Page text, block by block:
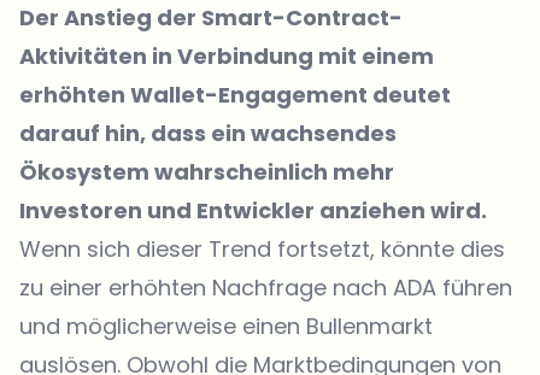
Der Anstieg der Smart-Contract-
Aktivitäten in Verbindung mit einem
erhöhten Wallet-Engagement deutet
darauf hin, dass ein wachsendes
Ökosystem wahrscheinlich mehr
Investoren und Entwickler anziehen wird.
Wenn sich dieser Trend fortsetzt, könnte dies
zu einer erhöhten Nachfrage nach ADA führen
und möglicherweise einen Bullenmarkt
auslösen. Obwohl die Marktbedingungen von